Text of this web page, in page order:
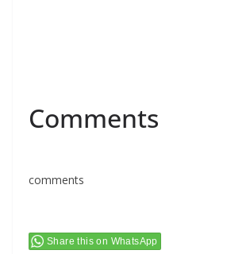
Comments
comments
Share this on WhatsApp